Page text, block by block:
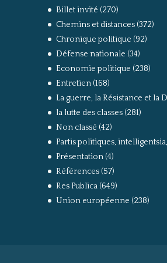
Billet invité (270)
Chemins et distances(372)
Chronique politique (92)
Défense nationale (34)
Economie politique (238)
Entretien(168)
La guerre, la Résistance et la
la lutte des classes(281)
Non classé (42)
Partis politiques,
Présentation(4)
Références(57)
Res Publica(649)
Union européenne (238)